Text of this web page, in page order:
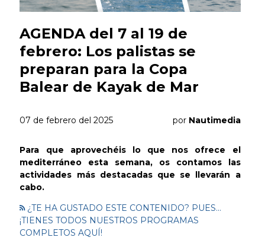
AGENDA del 7 al 19 de
febrero: Los palistas se
preparan para la Copa
Balear de Kayak de Mar
07 de febrero del 2025 por Nautimedia
Para que aprovechéis lo que nos ofrece el
mediterráneo esta semana, os contamos las
actividades más destacadas que se llevarán a
cabo.
¿TE HA GUSTADO ESTE CONTENIDO? PUES...
¡TIENES TODOS NUESTROS PROGRAMAS
COMPLETOS AQUÍ!